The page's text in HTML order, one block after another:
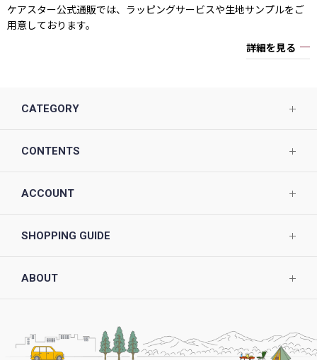
ケアスター公式通販では、ラッピングサービスや生地サンプルをご
用意しております。
詳細を見る
CATEGORY
CONTENTS
ACCOUNT
SHOPPING GUIDE
ABOUT